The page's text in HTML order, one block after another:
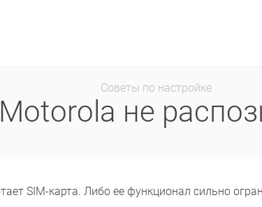
Советы по настройке
не
SIM-карта. Либо ее функционал сильно